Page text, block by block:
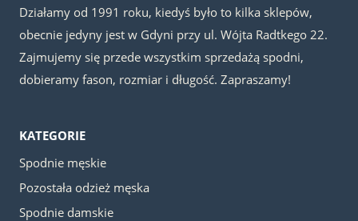
Działamy od 1991 roku, kiedyś było to kilka sklepów,
obecnie jedyny jest w Gdyni przy ul. Wójta Radtkego 22.
Zajmujemy się przede wszystkim sprzedażą spodni,
dobieramy fason, rozmiar i długość. Zapraszamy!
KATEGORIE
Spodnie męskie
Pozostała odzież męska
Spodnie damskie